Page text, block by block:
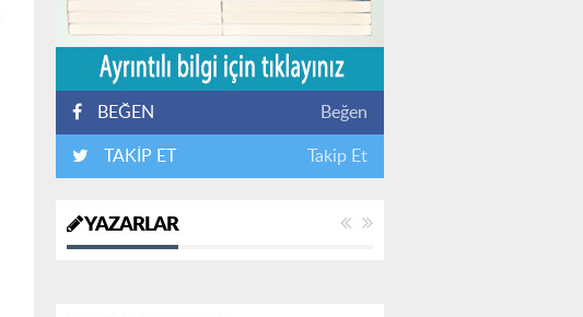
BEĞEN Beğen
TAKİP ET Takip Et
YAZARLAR